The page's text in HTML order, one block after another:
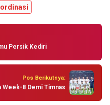
Persik Kediri
Pos Berikutnya:
Week-8 Demi Timnas